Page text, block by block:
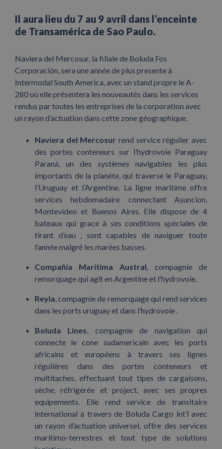
Il aura lieu du 7 au 9 avril dans l’enceinte
de Transamérica de Sao Paulo.
Naviera del Mercosur, la filiale de Boluda Fos
Corporación, sera une année de plus presente à
Intermodal South America, avec un stand propre le A-
280 où elle présentera les nouveautés dans les services
rendus par toutes les entreprises de la corporation avec
un rayon d’actuation dans cette zone géographique.
Naviera del Mercosur rend service régulier avec
des portes conteneurs sur l’hydrovoie Paraguay
Paraná, un des systèmes navigables les plus
importants de la planète, qui traverse le Paraguay,
l’Uruguay et l’Argentine. La ligne maritime offre
services hebdomadaire connectant Asuncion,
Montevideo et Buenos Aires. Elle dispose de 4
bateaux qui grace à ses conditions spéciales de
tirant d’eau , sont capables de naviguer toute
l’année malgré les marées basses.
Compañía Marítima Austral, compagnie de
remorquage qui agît en Argentine et l’hydrovoie.
Reyla, compagnie de remorquage qui rend services
dans les ports uruguay et dans l’hydrovoie .
Boluda Lines, compagnie de navigation qui
connecte le cone sudamericain avec les ports
africains et européens à travers ses lignes
régulières dans des portes conteneurs et
multitaches, effectuant tout tipes de cargaisons,
sèche, réfrigérée et project, avec ses propres
equipements. Elle rend service de transitaire
international à travers de Boluda Cargo int’l avec
un rayon d’actuation universel, offre des services
marítimo-terrestres et tout type de solutions